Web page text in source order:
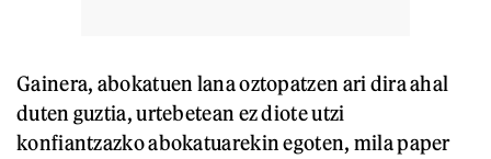
Gainera, abokatuen lana oztopatzen ari dira ahal
duten guztia, urtebetean ez diote utzi
konfiantzazko abokatuarekin egoten, mila paper